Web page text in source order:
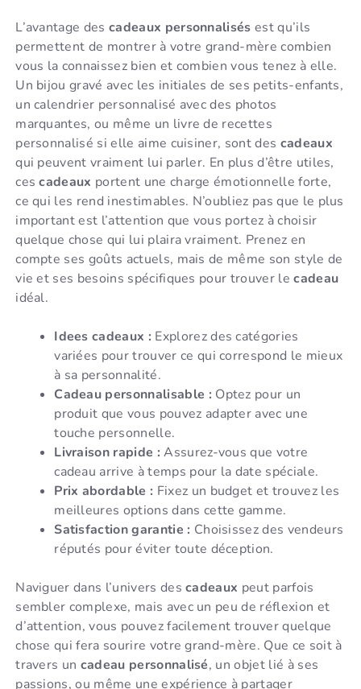
L’avantage des cadeaux personnalisés est qu’ils
permettent de montrer à votre grand-mère combien
vous la connaissez bien et combien vous tenez à elle.
Un bijou gravé avec les initiales de ses petits-enfants,
un calendrier personnalisé avec des photos
marquantes, ou même un livre de recettes
personnalisé si elle aime cuisiner, sont des cadeaux
qui peuvent vraiment lui parler. En plus d’être utiles,
cescadeaux portent une charge émotionnelle forte,
ce qui les rend inestimables. N’oubliez pas que le plus
important est l’attention que vous portez à choisir
quelque chose qui lui plaira vraiment. Prenez en
compte ses goûts actuels, mais de même son style de
vie et ses besoins spécifiques pour trouver lecadeau
idéal.
Idees cadeaux : Explorez des catégories
variées pour trouver ce qui correspond le mieux
à sa personnalité.
Cadeau personnalisable : Optez pour un
produit que vous pouvez adapter avec une
touche personnelle.
Livraison rapide : Assurez-vous que votre
cadeau arrive à temps pour la date spéciale.
Prix abordable : Fixez un budget et trouvez les
meilleures options dans cette gamme.
Satisfaction garantie : Choisissez des vendeurs
réputés pour éviter toute déception.
Naviguer dans l’univers descadeaux peut parfois
sembler complexe, mais avec un peu de réflexion et
d’attention, vous pouvez facilement trouver quelque
chose qui fera sourire votre grand-mère. Que ce soit à
travers un cadeau personnalisé, un objet lié à ses
passions, ou même une expérience à partager